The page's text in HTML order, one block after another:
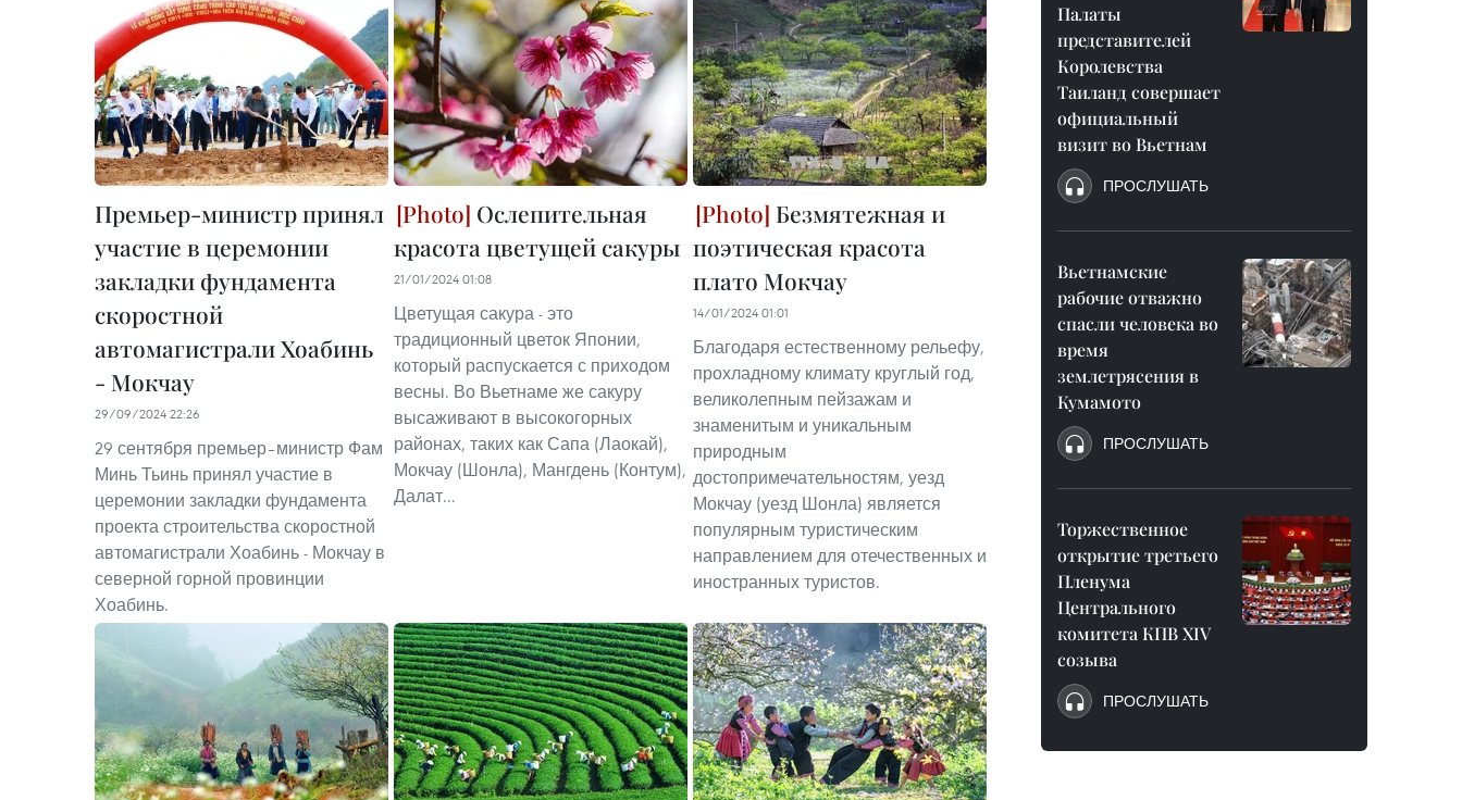
Премьер-министр принял
участие в церемонии
закладки фундамента
скоростной
автомагистрали Хоабинь
- Мокчау
29/09/2024 22:26
29 сентября премьер–министр Фам
Минь Тьинь принял участие в
церемонии закладки фундамента
проекта строительства скоростной
автомагистрали Хоабинь - Мокчау в
северной горной провинции
Хоабинь.
Ослепительная
красота цветущей сакуры
21/01/2024 01:08
Цветущая сакура - это
традиционный цветок Японии,
который распускается с приходом
весны. Во Вьетнаме же сакуру
высаживают в высокогорных
районах, таких как Сапа (Лаокай),
Мокчау (Шонла), Мангдень (Контум),
Далат...
Безмятежная и
поэтическая красота
плато Мокчау
14/01/2024 01:01
Благодаря естественному рельефу,
прохладному климату круглый год,
великолепным пейзажам и
знаменитым и уникальным
природным
достопримечательностям, уезд
Мокчау (уезд Шонла) является
популярным туристическим
направлением для отечественных и
иностранных туристов.
Палаты
представителей
Королевства
Таиланд совершает
официальный
визит во Вьетнам
ПРОСЛУШАТЬ
Вьетнамские
рабочие отважно
спасли человека во
время
землетрясения в
Кумамото
ПРОСЛУШАТЬ
Торжественное
открытие третьего
Пленума
Центрального
комитета КПВ XIV
созыва
ПРОСЛУШАТЬ